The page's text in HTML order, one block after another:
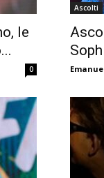
le
0
Ascolti